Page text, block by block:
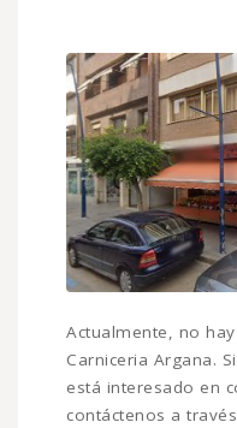
Actualmente, no
Carniceria Argana.
está interesado en
contáctenos a